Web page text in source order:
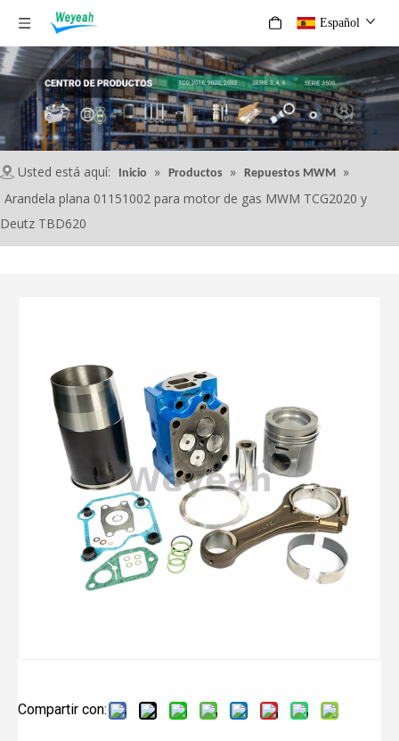
Español
Usted está aquí: Inicio » Productos » Repuestos MWM »
Arandela plana 01151002 para motor de gas MWM TCG2020 y
Deutz TBD620
Compartir con: